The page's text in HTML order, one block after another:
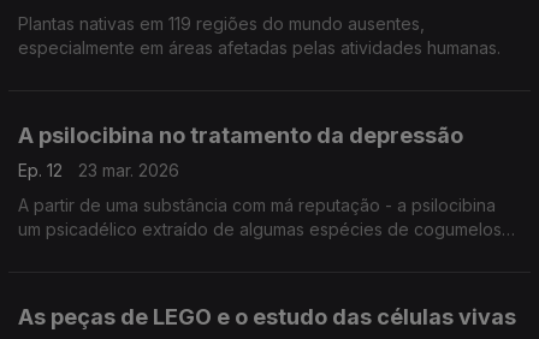
Plantas nativas em 119 regiões do mundo ausentes,
especialmente em áreas afetadas pelas atividades humanas.
A psilocibina no tratamento da depressão
Ep. 12
23 mar. 2026
A partir de uma substância com má reputação - a psilocibina
um psicadélico extraído de algumas espécies de cogumelos
As peças de LEGO e o estudo das células vivas